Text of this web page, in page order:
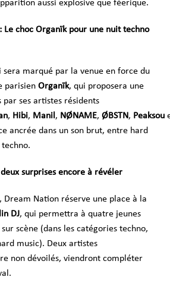
aussi explosive que féerique.
Le choc Organïk pour une nuit techno
sera marqué par la venue en force du
parisien Organïk, qui proposera une
par ses artistes résidents
, Hibi, Manil, NØNAME, ØBSTN, Peaksou
ancrée dans un son brut, entre hard
surprises encore à révéler
Dream Nation réserve une place à la
DJ, qui permettra à quatre jeunes
scène (dans les catégories techno,
music). Deux artistes
non dévoilés, viendront compléter